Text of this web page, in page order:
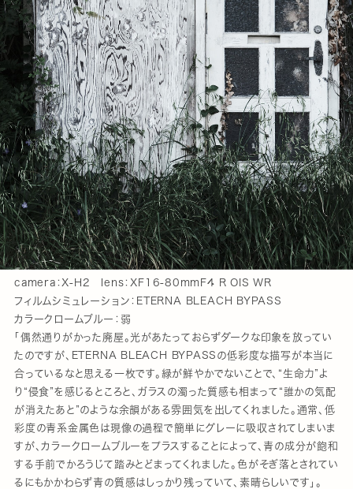
camera：X-H2 lens：XF16-80mmF4 R OIS WR
フィルムシミュレーション：ETERNA BLEACH BYPASS
カラークロームブルー：弱
「偶然通りがかった廃屋。光があたっておらずダークな印象を放ってい
たのですが、ETERNA BLEACH BYPASSの低彩度な描写が本当に
合っているなと思える一枚です。緑が鮮やかでないことで、“生命力”よ
り“侵食”を感じるところと、ガラスの濁った質感も相まって“誰かの気配
が消えたあと”のような余韻がある雰囲気を出してくれました。通常、低
彩度の青系金属色は現像の過程で簡単にグレーに吸収されてしまいま
すが、カラークロームブルーをプラスすることによって、青の成分が飽和
する手前でかろうじて踏みとどまってくれました。色がそぎ落とされてい
るにもかかわらず青の質感はしっかり残っていて、素晴らしいです」。